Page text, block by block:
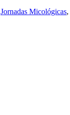
Jornadas Micológicas,